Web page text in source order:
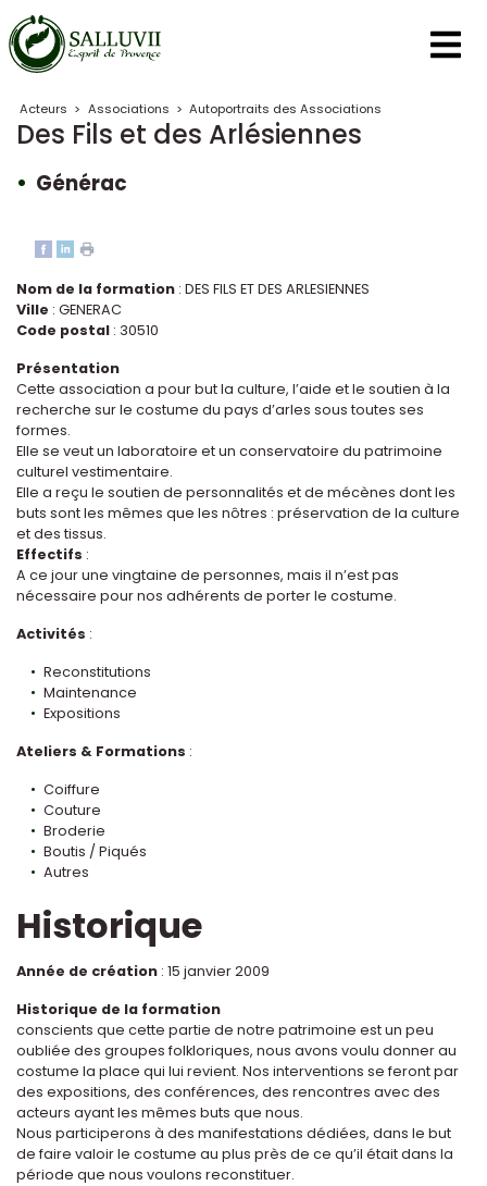
Panneau de gestion des cookies
Acteurs > Associations > Autoportraits des Associations
Des Fils et des Arlésiennes
Générac
Nom de la formation : DES FILS ET DES ARLESIENNES
Ville : GENERAC
Code postal : 30510
Présentation
Cette association a pour but la culture, l’aide et le soutien à la
recherche sur le costume du pays d’arles sous toutes ses
formes.
Elle se veut un laboratoire et un conservatoire du patrimoine
culturel vestimentaire.
Elle a reçu le soutien de personnalités et de mécènes dont les
buts sont les mêmes que les nôtres : préservation de la culture
et des tissus.
Effectifs :
A ce jour une vingtaine de personnes, mais il n’est pas
nécessaire pour nos adhérents de porter le costume.
Activités :
Reconstitutions
Maintenance
Expositions
Ateliers & Formations :
Coiffure
Couture
Broderie
Boutis / Piqués
Autres
Historique
Année de création : 15 janvier 2009
Historique de la formation
conscients que cette partie de notre patrimoine est un peu
oubliée des groupes folkloriques, nous avons voulu donner au
costume la place qui lui revient. Nos interventions se feront par
des expositions, des conférences, des rencontres avec des
acteurs ayant les mêmes buts que nous.
Nous participerons à des manifestations dédiées, dans le but
de faire valoir le costume au plus près de ce qu’il était dans la
période que nous voulons reconstituer.